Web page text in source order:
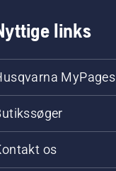
links
MyPages
os